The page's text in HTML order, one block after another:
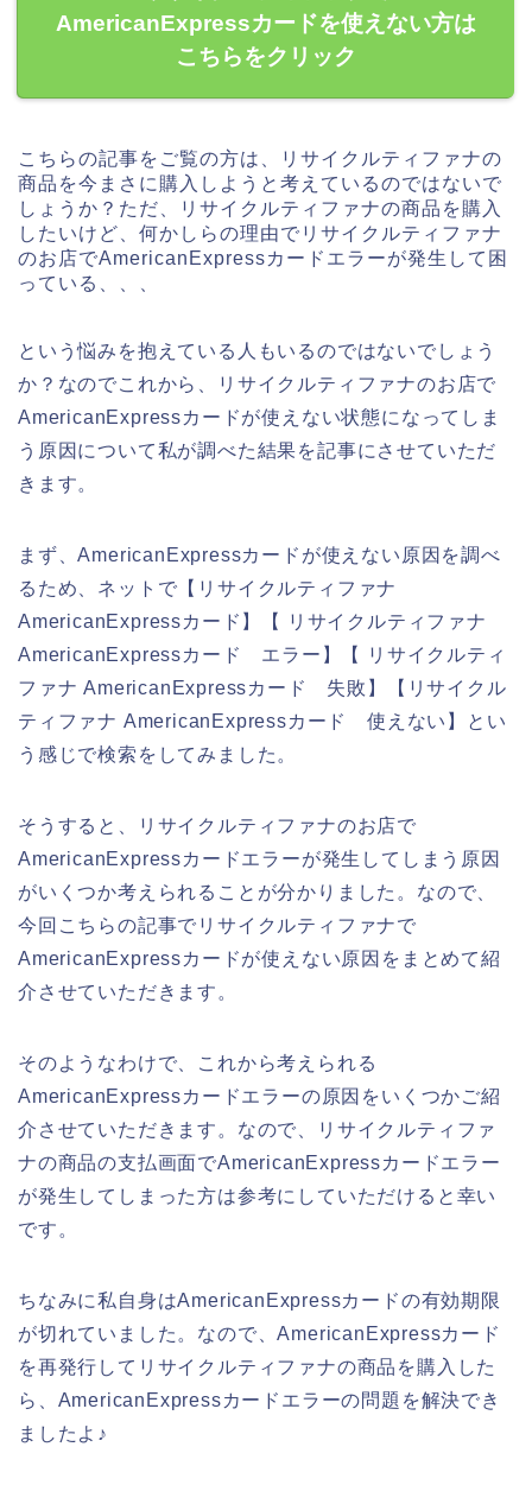
AmericanExpressカードを使えない方は
こちらをクリック
こちらの記事をご覧の方は、リサイクルティファナの
商品を今まさに購入しようと考えているのではないで
しょうか？ただ、リサイクルティファナの商品を購入
したいけど、何かしらの理由でリサイクルティファナ
のお店でAmericanExpressカードエラーが発生して困
っている、、、
という悩みを抱えている人もいるのではないでしょう
か？なのでこれから、リサイクルティファナのお店で
AmericanExpressカードが使えない状態になってしま
う原因について私が調べた結果を記事にさせていただ
きます。
まず、AmericanExpressカードが使えない原因を調べ
るため、ネットで【リサイクルティファナ
AmericanExpressカード】【 リサイクルティファナ
AmericanExpressカード エラー】【 リサイクルティ
ファナ AmericanExpressカード 失敗】【リサイクル
ティファナ AmericanExpressカード 使えない】とい
う感じで検索をしてみました。
そうすると、リサイクルティファナのお店で
AmericanExpressカードエラーが発生してしまう原因
がいくつか考えられることが分かりました。なので、
今回こちらの記事でリサイクルティファナで
AmericanExpressカードが使えない原因をまとめて紹
介させていただきます。
そのようなわけで、これから考えられる
AmericanExpressカードエラーの原因をいくつかご紹
介させていただきます。なので、リサイクルティファ
ナの商品の支払画面でAmericanExpressカードエラー
が発生してしまった方は参考にしていただけると幸い
です。
ちなみに私自身はAmericanExpressカードの有効期限
が切れていました。なので、AmericanExpressカード
を再発行してリサイクルティファナの商品を購入した
ら、AmericanExpressカードエラーの問題を解決でき
ましたよ♪